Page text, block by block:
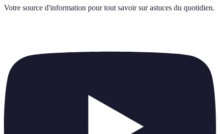
Votre source d'information pour tout savoir sur astuces du quotidien.